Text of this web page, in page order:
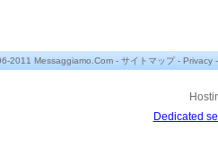
2011 Messaggiamo.Com - サイトマップ- Privacy
Dedicated